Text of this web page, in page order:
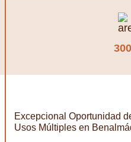
Excepcional Oportunidad
Usos Múltiples en